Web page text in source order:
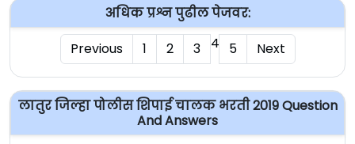
अधिक प्रश्न पुढील पेजवर:
Previous
1 2 3 4 5 Next
लातुर जिल्हा पोलीस शिपाई चालक भरती 2019 Question
And Answers